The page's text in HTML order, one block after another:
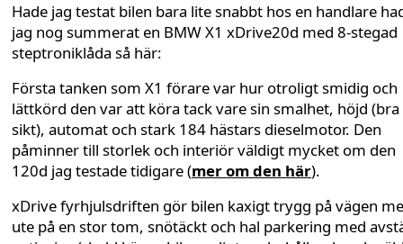
Hade jag testat bilen bara lite snabbt hos en handlare
jag nog summerat en BMW X1 xDrive20d med 8-stegad
steptroniklåda så här:
Första tanken som X1 förare var hur otroligt smidig och
lättkörd den var att köra tack vare sin smalhet, höjd (bra
sikt), automat och stark 184 hästars dieselmotor. Den
påminner till storlek och interiör väldigt mycket om den
120d jag testade tidigare (mer om den här).
xDrive fyrhjulsdriften gör bilen kaxigt trygg på vägen
ute på en stor tom, snötäckt och hal parkering med